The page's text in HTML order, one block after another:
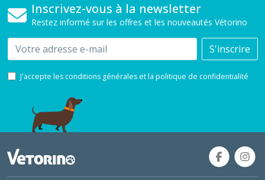
Inscrivez-vous à la newsletter
Restez informé sur les offres et les nouveautés Vétorino
Email S'inscrire
J'accepte les conditions générales et la politique de confidentialité